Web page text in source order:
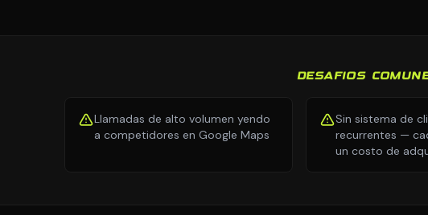
DESAFIOS
Llamadas de alto volumen yendo
a competidores en Google Maps
Sin sistema de
recurrentes —
un costo de